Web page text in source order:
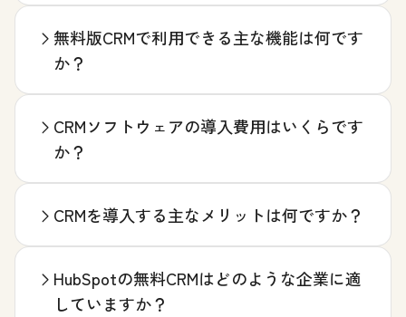
無料版CRMで利用できる主な機能は何です
か？
CRMソフトウェアの導入費用はいくらです
か？
CRMを導入する主なメリットは何ですか？
HubSpotの無料CRMはどのような企業に適
していますか？